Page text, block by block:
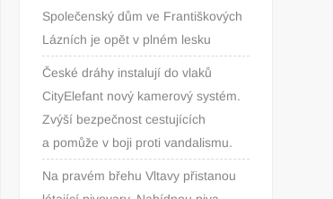
Společenský dům ve Františkových
Lázních je opět v plném lesku
České dráhy instalují do vlaků
CityElefant nový kamerový systém.
Zvýší bezpečnost cestujících
a pomůže v boji proti vandalismu.
Na pravém břehu Vltavy přistanou